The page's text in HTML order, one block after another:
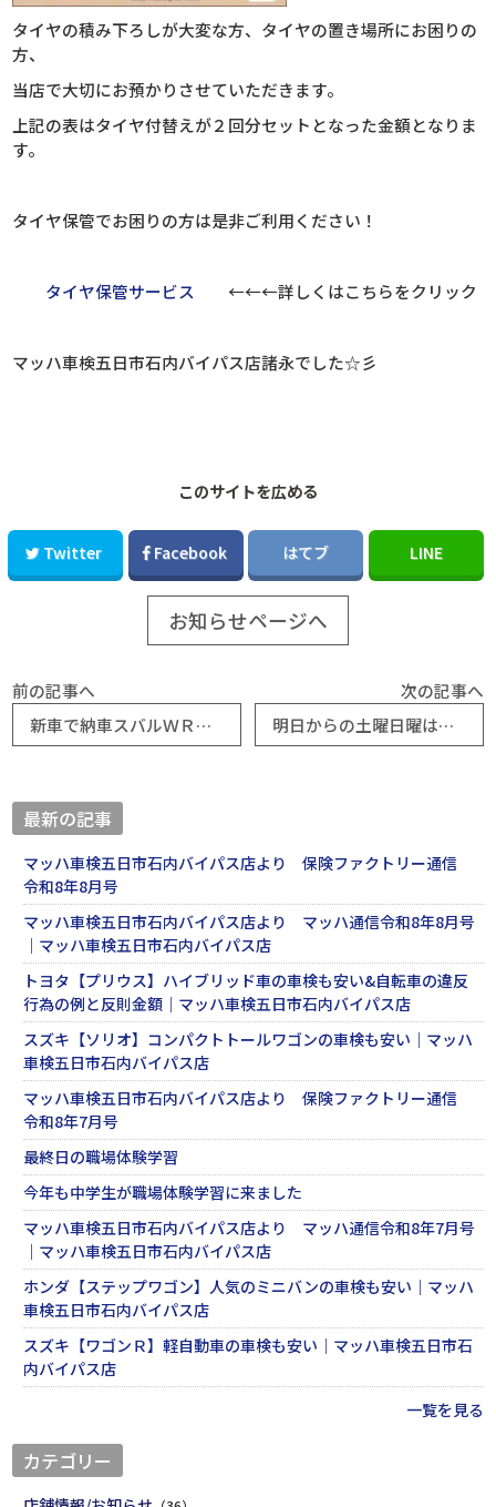
タイヤの積み下ろしが大変な方、タイヤの置き場所にお困りの
方、
当店で大切にお預かりさせていただきます。
上記の表はタイヤ付替えが２回分セットとなった金額となりま
す。
タイヤ保管でお困りの方は是非ご利用ください！
タイヤ保管サービス ←←←詳しくはこちらをクリック
マッハ車検五日市石内バイパス店諸永でした☆彡
このサイトを広める
Twitter Facebook はてブ LINE
お知らせページへ
前の記事へ
新車で納車スバルＷＲＸ純正オプション後日取付/マッハ車検五日市石内バイパス店
次の記事へ
明日からの土曜日曜は新車・展示車・試乗会開催/マッハ車検五日市石内バイパス店
最新の記事
マッハ車検五日市石内バイパス店より 保険ファクトリー通信
令和8年8月号
マッハ車検五日市石内バイパス店より マッハ通信令和8年8月号
｜マッハ車検五日市石内バイパス店
トヨタ【プリウス】ハイブリッド車の車検も安い&自転車の違反
行為の例と反則金額｜マッハ車検五日市石内バイパス店
スズキ【ソリオ】コンパクトトールワゴンの車検も安い｜マッハ
車検五日市石内バイパス店
マッハ車検五日市石内バイパス店より 保険ファクトリー通信
令和8年7月号
最終日の職場体験学習
今年も中学生が職場体験学習に来ました
マッハ車検五日市石内バイパス店より マッハ通信令和8年7月号
｜マッハ車検五日市石内バイパス店
ホンダ【ステップワゴン】人気のミニバンの車検も安い｜マッハ
車検五日市石内バイパス店
スズキ【ワゴンＲ】軽自動車の車検も安い｜マッハ車検五日市石
内バイパス店
一覧を見る
カテゴリー